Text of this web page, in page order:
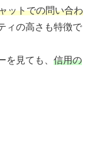
ットでの問い合わ
ィの高さも特徴で
を見ても、 信用の